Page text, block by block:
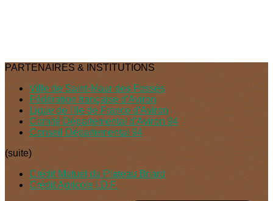
PARTENAIRES & INSTITUTIONS
Ville de Saint-Maur des Fossés
Fédération française d'Aviron
Ligue de l'Ile de France d'Aviron
Comité Départemental d'Aviron 94
Conseil Départemental 94
(suite)
Crédit Mutuel du Plateau Briard
Crédit Agricole I.D.F.